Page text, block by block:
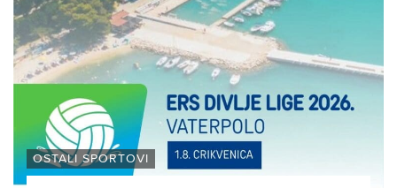
OSTALI SPORTOVI